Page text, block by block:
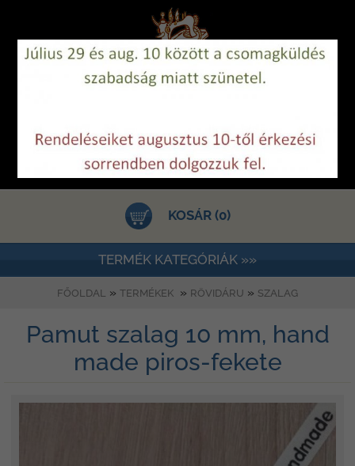
KOSÁR (0)
TERMÉK KATEGÓRIÁK »»
FŐOLDAL » TERMÉKEK » RÖVIDÁRU » SZALAG
Pamut szalag 10 mm, hand
made piros-fekete